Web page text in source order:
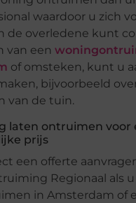
waardoor u zich
de overledene kunt
van een
of omsteken, kunt u
bijvoorbeeld
van de tuin.
laten ontruimen voor
prijs
een offerte
Regionaal als
in Amsterdam of